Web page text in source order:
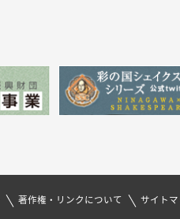
著作権・リンクについて サイト